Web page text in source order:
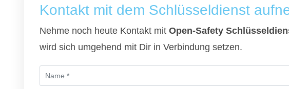
Kontakt mit dem Schlüsseldienst
Nehme noch heute Kontakt mit Open-Safety
wird sich umgehend mit Dir in Verbindung setzen.